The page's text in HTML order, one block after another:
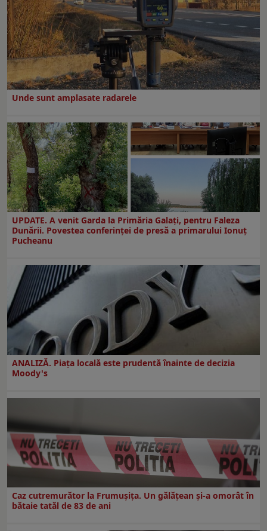
Unde sunt amplasate radarele
UPDATE. A venit Garda la Primăria Galaţi, pentru Faleza
Dunării. Povestea conferinţei de presă a primarului Ionuţ
Pucheanu
ANALIZĂ. Piața locală este prudentă înainte de decizia
Moody's
Caz cutremurător la Frumușița. Un gălățean și-a omorât în
bătaie tatăl de 83 de ani